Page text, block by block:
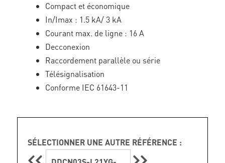
Compact et économique
In/Imax : 1.5 kA/ 3 kA
Courant max. de ligne : 16 A
Decconexion
Raccordement parallèle ou série
Télésignalisation
Conforme IEC 61643-11
SÉLECTIONNER UNE AUTRE RÉFÉRENCE :